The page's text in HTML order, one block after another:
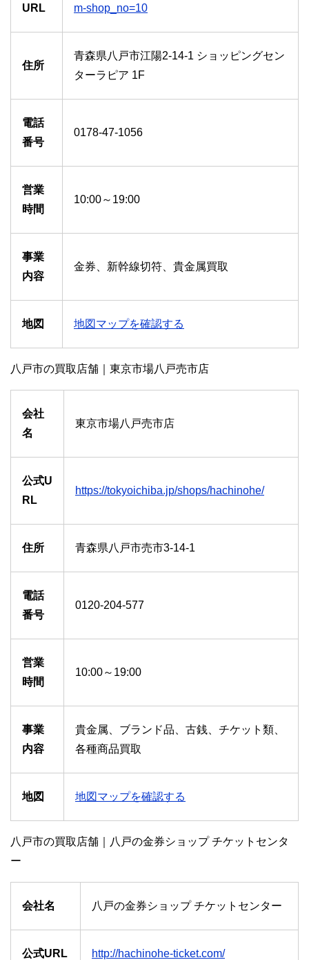
URL
m-shop_no=10
住所
青森県八戸市江陽2-14-1 ショッピングセン
ターラピア 1F
電話
番号
0178-47-1056
営業
時間
10:00～19:00
事業
内容
金券、新幹線切符、貴金属買取
地図 地図マップを確認する
八戸市の買取店舗｜東京市場八戸売市店
会社
名
東京市場八戸売市店
公式U
RL
https://tokyoichiba.jp/shops/hachinohe/
住所 青森県八戸市売市3-14-1
電話
番号
0120-204-577
営業
時間
10:00～19:00
事業
内容
貴金属、ブランド品、古銭、チケット類、
各種商品買取
地図 地図マップを確認する
八戸市の買取店舗｜八戸の金券ショップ チケットセンタ
ー
会社名 八戸の金券ショップ チケットセンター
公式URL http://hachinohe-ticket.com/